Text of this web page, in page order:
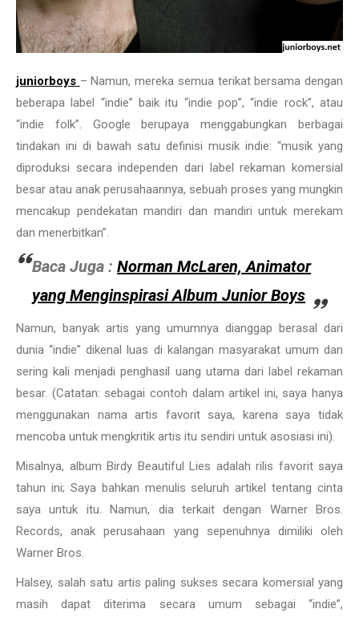
juniorboys – Namun, mereka semua terikat bersama dengan
beberapa label “indie” baik itu “indie pop”, “indie rock”, atau
“indie folk”. Google berupaya menggabungkan berbagai
tindakan ini di bawah satu definisi musik indie: “musik yang
diproduksi secara independen dari label rekaman komersial
besar atau anak perusahaannya, sebuah proses yang mungkin
mencakup pendekatan mandiri dan mandiri untuk merekam
dan menerbitkan”.
Baca Juga : Norman McLaren, Animator
yang Menginspirasi Album Junior Boys
Namun, banyak artis yang umumnya dianggap berasal dari
dunia “indie” dikenal luas di kalangan masyarakat umum dan
sering kali menjadi penghasil uang utama dari label rekaman
besar. (Catatan: sebagai contoh dalam artikel ini, saya hanya
menggunakan nama artis favorit saya, karena saya tidak
mencoba untuk mengkritik artis itu sendiri untuk asosiasi ini).
Misalnya, album Birdy Beautiful Lies adalah rilis favorit saya
tahun ini; Saya bahkan menulis seluruh artikel tentang cinta
saya untuk itu. Namun, dia terkait dengan Warner Bros.
Records, anak perusahaan yang sepenuhnya dimiliki oleh
Warner Bros.
Halsey, salah satu artis paling sukses secara komersial yang
masih dapat diterima secara umum sebagai “indie”,